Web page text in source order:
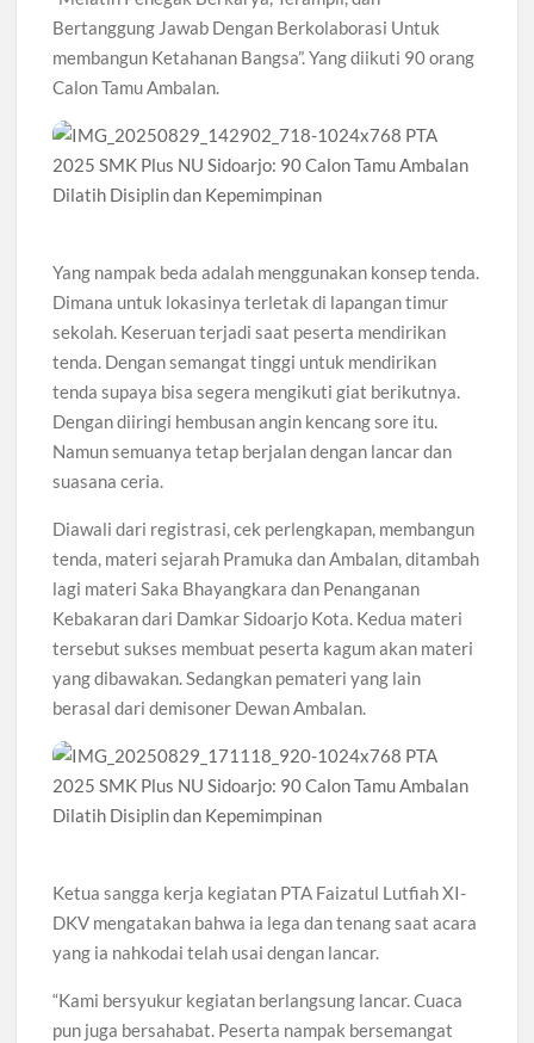
Bertanggung Jawab Dengan Berkolaborasi Untuk
membangun Ketahanan Bangsa”. Yang diikuti 90 orang
Calon Tamu Ambalan.
Yang nampak beda adalah menggunakan konsep tenda.
Dimana untuk lokasinya terletak di lapangan timur
sekolah. Keseruan terjadi saat peserta mendirikan
tenda. Dengan semangat tinggi untuk mendirikan
tenda supaya bisa segera mengikuti giat berikutnya.
Dengan diiringi hembusan angin kencang sore itu.
Namun semuanya tetap berjalan dengan lancar dan
suasana ceria.
Diawali dari registrasi, cek perlengkapan, membangun
tenda, materi sejarah Pramuka dan Ambalan, ditambah
lagi materi Saka Bhayangkara dan Penanganan
Kebakaran dari Damkar Sidoarjo Kota. Kedua materi
tersebut sukses membuat peserta kagum akan materi
yang dibawakan. Sedangkan pemateri yang lain
berasal dari demisoner Dewan Ambalan.
Ketua sangga kerja kegiatan PTA Faizatul Lutfiah XI-
DKV mengatakan bahwa ia lega dan tenang saat acara
yang ia nahkodai telah usai dengan lancar.
“Kami bersyukur kegiatan berlangsung lancar. Cuaca
pun juga bersahabat. Peserta nampak bersemangat